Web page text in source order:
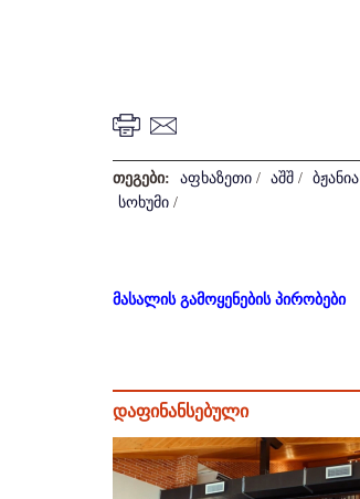
თეგები: აფხაზეთი / აშშ / ბჟანია
სოხუმი /
მასალის გამოყენების პირობები
დაფინანსებული